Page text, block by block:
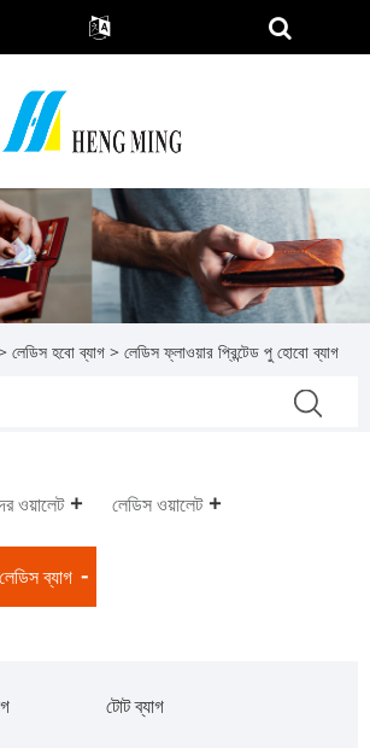
লেডিস হবো ব্যাগ > লেডিস ফ্লাওয়ার প্রিন্টেড পু হোবো ব্যাগ
ওয়ালেট লেডিস ওয়ালেট
লেডিস ব্যাগ
টোট ব্যাগ